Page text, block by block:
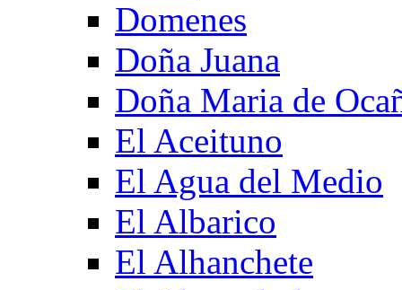
Domenes
Doña Juana
Doña Maria de
El Aceituno
El Agua del Medio
El Albarico
El Alhanchete